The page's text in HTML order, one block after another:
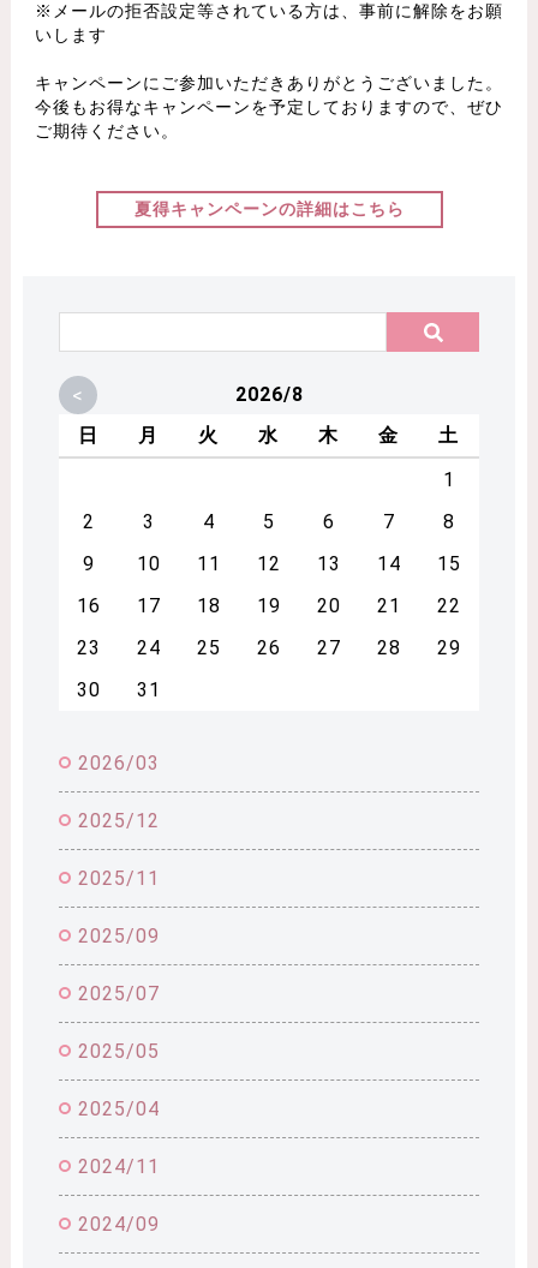
※メールの拒否設定等されている方は、事前に解除をお願
いします
キャンペーンにご参加いただきありがとうございました。
今後もお得なキャンペーンを予定しておりますので、ぜひ
ご期待ください。
夏得キャンペーンの詳細はこちら
<
2026/8
日
月 火 水 木 金
土
1
2
3 4 5 6 7
8
9
10 11 12 13 14
15
16
17 18 19 20 21
22
23
24 25 26 27 28
29
30
31
2026/03
2025/12
2025/11
2025/09
2025/07
2025/05
2025/04
2024/11
2024/09